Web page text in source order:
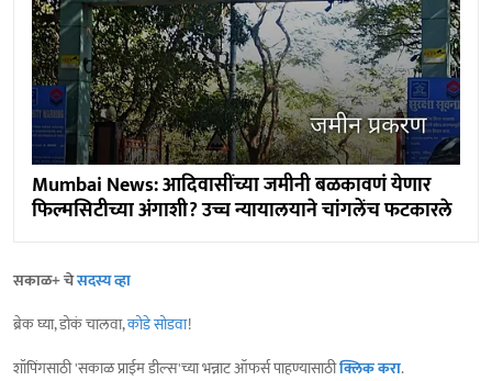
Mumbai News: आदिवासींच्या जमीनी बळकावणं येणार
फिल्मसिटीच्या अंगाशी? उच्च न्यायालयाने चांगलेंच फटकारले
सकाळ+ चेसदस्य व्हा
ब्रेक घ्या, डोकं चालवा,कोडे सोडवा!
शॉपिंगसाठी 'सकाळ प्राईम डील्स'च्या भन्नाट ऑफर्स पाहण्यासाठीक्लिक करा.